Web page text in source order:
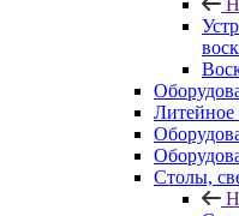
Литейное
Cтолы,